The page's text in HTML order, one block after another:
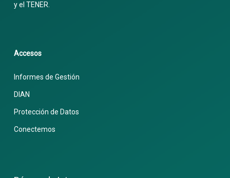
y el TENER.
Accesos
Informes de Gestión
DIAN
Protección de Datos
Conectemos